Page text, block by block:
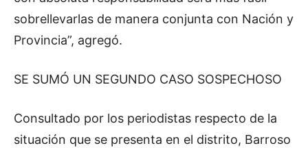
sobrellevarlas de manera conjunta con Nación y
Provincia”, agregó.
SE SUMÓ UN SEGUNDO CASO SOSPECHOSO
Consultado por los periodistas respecto de la
situación que se presenta en el distrito, Barroso